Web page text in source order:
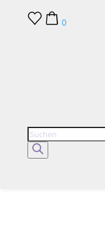
0
Products
search